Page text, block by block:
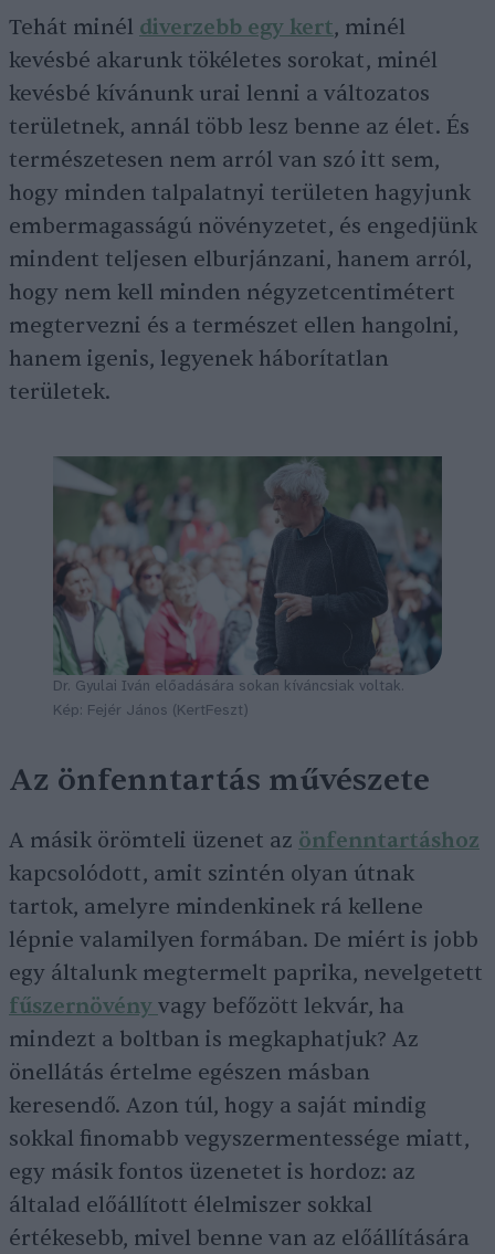
Tehát minél diverzebb egy kert, minél
kevésbé akarunk tökéletes sorokat, minél
kevésbé kívánunk urai lenni a változatos
területnek, annál több lesz benne az élet. És
természetesen nem arról van szó itt sem,
hogy minden talpalatnyi területen hagyjunk
embermagasságú növényzetet, és engedjünk
mindent teljesen elburjánzani, hanem arról,
hogy nem kell minden négyzetcentimétert
megtervezni és a természet ellen hangolni,
hanem igenis, legyenek háborítatlan
területek.
Dr. Gyulai Iván előadására sokan kíváncsiak voltak.
Kép: Fejér János (KertFeszt)
Az önfenntartás művészete
A másik örömteli üzenet az önfenntartáshoz
kapcsolódott, amit szintén olyan útnak
tartok, amelyre mindenkinek rá kellene
lépnie valamilyen formában. De miért is jobb
egy általunk megtermelt paprika, nevelgetett
fűszernövény vagy befőzött lekvár, ha
mindezt a boltban is megkaphatjuk? Az
önellátás értelme egészen másban
keresendő. Azon túl, hogy a saját mindig
sokkal finomabb vegyszermentessége miatt,
egy másik fontos üzenetet is hordoz: az
általad előállított élelmiszer sokkal
értékesebb, mivel benne van az előállítására